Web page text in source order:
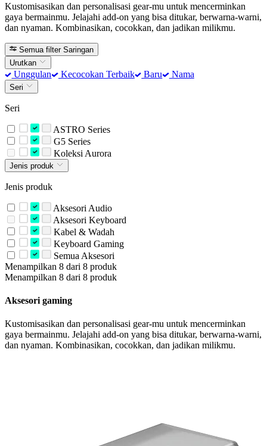
Kustomisasikan dan personalisasi gear-mu untuk mencerminkan
gaya bermainmu. Jelajahi add-on yang bisa ditukar, berwarna-warni,
dan nyaman. Kombinasikan, cocokkan, dan jadikan milikmu.
Semua filter Saringan
Urutkan
Unggulan Kecocokan Terbaik Baru Nama
Seri
Seri
ASTRO Series
G5 Series
Koleksi Aurora
Jenis produk
Jenis produk
Aksesori Audio
Aksesori Keyboard
Kabel & Wadah
Keyboard Gaming
Semua Aksesori
Menampilkan 8 dari 8 produk
Menampilkan 8 dari 8 produk
Aksesori gaming
Kustomisasikan dan personalisasi gear-mu untuk mencerminkan
gaya bermainmu. Jelajahi add-on yang bisa ditukar, berwarna-warni,
dan nyaman. Kombinasikan, cocokkan, dan jadikan milikmu.